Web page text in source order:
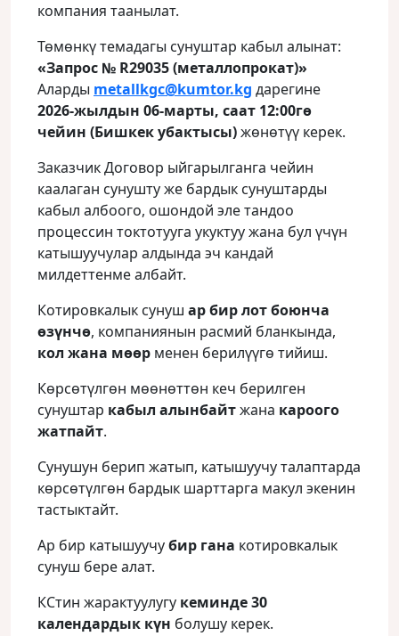
компания таанылат.
Төмөнкү темадагы сунуштар кабыл алынат:
«Запрос № R29035 (металлопрокат)»
Аларды metallkgc@kumtor.kg дарегине
2026-жылдын 06-марты, саат 12:00гө
чейин (Бишкек убактысы)жөнөтүү керек.
Заказчик Договор ыйгарылганга чейин
каалаган сунушту же бардык сунуштарды
кабыл албоого, ошондой эле тандоо
процессин токтотууга укуктуу жана бул үчүн
катышуучулар алдында эч кандай
милдеттенме албайт.
Котировкалык сунуш ар бир лот боюнча
өзүнчө, компаниянын расмий бланкында,
кол жана мөөр менен берилүүгө тийиш.
Көрсөтүлгөн мөөнөттөн кеч берилген
сунуштар кабыл алынбайтжана кароого
жатпайт.
Сунушун берип жатып, катышуучу талаптарда
көрсөтүлгөн бардык шарттарга макул экенин
тастыктайт.
Ар бир катышуучубир гана котировкалык
сунуш бере алат.
КСтин жарактуулугу кеминде 30
календардык күн болушу керек.